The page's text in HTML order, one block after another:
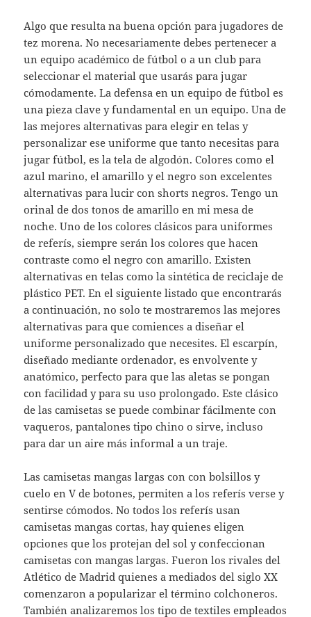
Algo que resulta na buena opción para jugadores de
tez morena. No necesariamente debes pertenecer a
un equipo académico de fútbol o a un club para
seleccionar el material que usarás para jugar
cómodamente. La defensa en un equipo de fútbol es
una pieza clave y fundamental en un equipo. Una de
las mejores alternativas para elegir en telas y
personalizar ese uniforme que tanto necesitas para
jugar fútbol, es la tela de algodón. Colores como el
azul marino, el amarillo y el negro son excelentes
alternativas para lucir con shorts negros. Tengo un
orinal de dos tonos de amarillo en mi mesa de
noche. Uno de los colores clásicos para uniformes
de referís, siempre serán los colores que hacen
contraste como el negro con amarillo. Existen
alternativas en telas como la sintética de reciclaje de
plástico PET. En el siguiente listado que encontrarás
a continuación, no solo te mostraremos las mejores
alternativas para que comiences a diseñar el
uniforme personalizado que necesites. El escarpín,
diseñado mediante ordenador, es envolvente y
anatómico, perfecto para que las aletas se pongan
con facilidad y para su uso prolongado. Este clásico
de las camisetas se puede combinar fácilmente con
vaqueros, pantalones tipo chino o sirve, incluso
para dar un aire más informal a un traje.
Las camisetas mangas largas con con bolsillos y
cuelo en V de botones, permiten a los referís verse y
sentirse cómodos. No todos los referís usan
camisetas mangas cortas, hay quienes eligen
opciones que los protejan del sol y confeccionan
camisetas con mangas largas. Fueron los rivales del
Atlético de Madrid quienes a mediados del siglo XX
comenzaron a popularizar el término colchoneros.
También analizaremos los tipo de textiles empleados